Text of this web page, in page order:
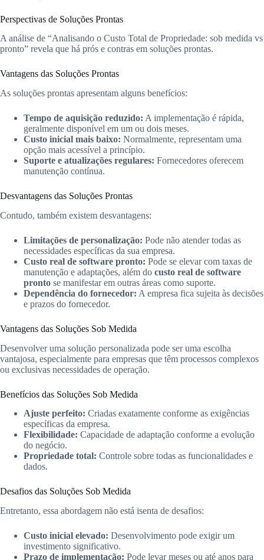
Perspectivas de Soluções Prontas
A análise de “Analisando o Custo Total de Propriedade: sob medida vs
pronto” revela que há prós e contras em soluções prontas.
Vantagens das Soluções Prontas
As soluções prontas apresentam alguns benefícios:
Tempo de aquisição reduzido: A implementação é rápida,
geralmente disponível em um ou dois meses.
Custo inicial mais baixo: Normalmente, representam uma
opção mais acessível a princípio.
Suporte e atualizações regulares: Fornecedores oferecem
manutenção contínua.
Desvantagens das Soluções Prontas
Contudo, também existem desvantagens:
Limitações de personalização: Pode não atender todas as
necessidades específicas da sua empresa.
Custo real de software pronto: Pode se elevar com taxas de
manutenção e adaptações, além do custo real de software
pronto se manifestar em outras áreas como suporte.
Dependência do fornecedor: A empresa fica sujeita às decisões
e prazos do fornecedor.
Vantagens das Soluções Sob Medida
Desenvolver uma solução personalizada pode ser uma escolha
vantajosa, especialmente para empresas que têm processos complexos
ou exclusivas necessidades de operação.
Benefícios das Soluções Sob Medida
Ajuste perfeito: Criadas exatamente conforme as exigências
específicas da empresa.
Flexibilidade: Capacidade de adaptação conforme a evolução
do negócio.
Propriedade total: Controle sobre todas as funcionalidades e
dados.
Desafios das Soluções Sob Medida
Entretanto, essa abordagem não está isenta de desafios:
Custo inicial elevado: Desenvolvimento pode exigir um
investimento significativo.
Prazo de implementação: Pode levar meses ou até anos para